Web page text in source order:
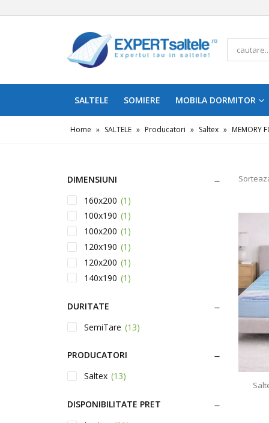
SALTELE SOMIERE MOBILA DORMITOR
Home » SALTELE » Producatori » Saltex » MEMORY
DIMENSIUNI
160x200 (1)
100x190 (1)
100x200 (1)
120x190 (1)
120x200 (1)
140x190 (1)
160x190
180x200
(1)
80x200 (1)
90x190
(1)
DURITATE
SemiTare (13)
PRODUCATORI
Saltex (13)
DISPONIBILITATE PRET